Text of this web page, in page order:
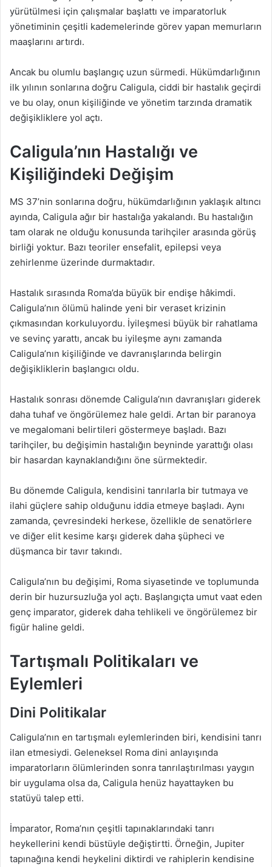
yürütülmesi için çalışmalar başlattı ve imparatorluk
yönetiminin çeşitli kademelerinde görev yapan memurların
maaşlarını artırdı.
Ancak bu olumlu başlangıç uzun sürmedi. Hükümdarlığının
ilk yılının sonlarına doğru Caligula, ciddi bir hastalık geçirdi
ve bu olay, onun kişiliğinde ve yönetim tarzında dramatik
değişikliklere yol açtı.
Caligula’nın Hastalığı ve
Kişiliğindeki Değişim
MS 37’nin sonlarına doğru, hükümdarlığının yaklaşık altıncı
ayında, Caligula ağır bir hastalığa yakalandı. Bu hastalığın
tam olarak ne olduğu konusunda tarihçiler arasında görüş
birliği yoktur. Bazı teoriler ensefalit, epilepsi veya
zehirlenme üzerinde durmaktadır.
Hastalık sırasında Roma’da büyük bir endişe hâkimdi.
Caligula’nın ölümü halinde yeni bir veraset krizinin
çıkmasından korkuluyordu. İyileşmesi büyük bir rahatlama
ve sevinç yarattı, ancak bu iyileşme aynı zamanda
Caligula’nın kişiliğinde ve davranışlarında belirgin
değişikliklerin başlangıcı oldu.
Hastalık sonrası dönemde Caligula’nın davranışları giderek
daha tuhaf ve öngörülemez hale geldi. Artan bir paranoya
ve megalomani belirtileri göstermeye başladı. Bazı
tarihçiler, bu değişimin hastalığın beyninde yarattığı olası
bir hasardan kaynaklandığını öne sürmektedir.
Bu dönemde Caligula, kendisini tanrılarla bir tutmaya ve
ilahi güçlere sahip olduğunu iddia etmeye başladı. Aynı
zamanda, çevresindeki herkese, özellikle de senatörlere
ve diğer elit kesime karşı giderek daha şüpheci ve
düşmanca bir tavır takındı.
Caligula’nın bu değişimi, Roma siyasetinde ve toplumunda
derin bir huzursuzluğa yol açtı. Başlangıçta umut vaat eden
genç imparator, giderek daha tehlikeli ve öngörülemez bir
figür haline geldi.
Tartışmalı Politikaları ve
Eylemleri
Dini Politikalar
Caligula’nın en tartışmalı eylemlerinden biri, kendisini tanrı
ilan etmesiydi. Geleneksel Roma dini anlayışında
imparatorların ölümlerinden sonra tanrılaştırılması yaygın
bir uygulama olsa da, Caligula henüz hayattayken bu
statüyü talep etti.
İmparator, Roma’nın çeşitli tapınaklarındaki tanrı
heykellerini kendi büstüyle değiştirtti. Örneğin, Jupiter
tapınağına kendi heykelini diktirdi ve rahiplerin kendisine